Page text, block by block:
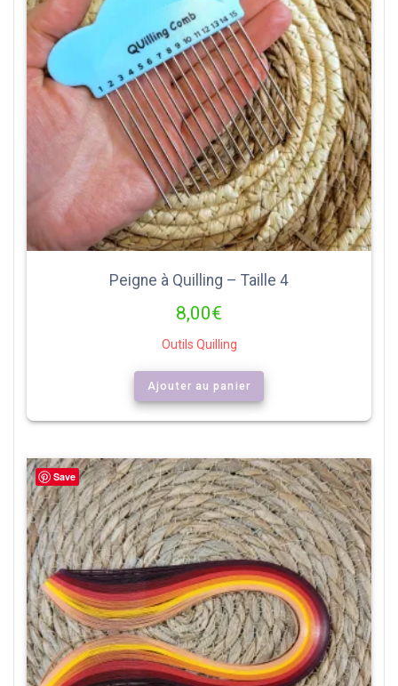
Peigne à Quilling – Taille 4
8,00€
Outils Quilling
Ajouter au panier
Save